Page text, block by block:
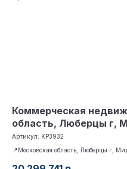
Коммерческая
область, Люберцы г,
Мирный п., д. 6.1
Артикул: KP3932
📍Московская область, Люберцы г,